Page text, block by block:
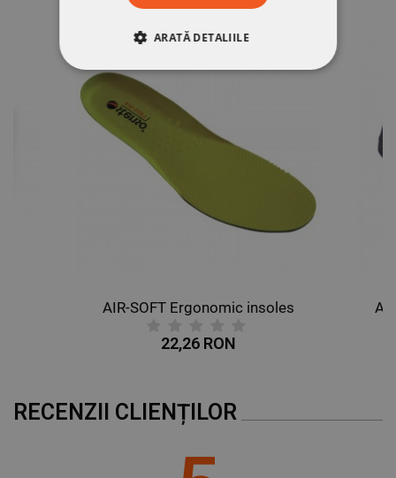
AIR-SOFT Ergonomic insoles
22,26 RON
RECENZII CLIENȚILOR
ARATĂ DETALIILE
STRICT NECESARE
DE PERFORMANȚĂ
DE TARGETARE
DE FUNCŢIONALITATE